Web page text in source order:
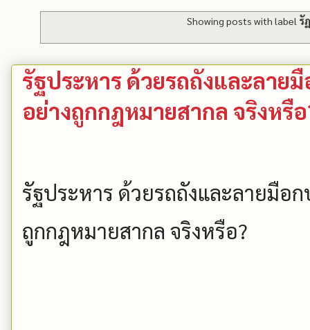
Showing posts with label รั
รัฐประหาร ด้วยรถถังและลาย
อย่างถูกกฎหมายสากล จริงหรื
รัฐประหาร ด้วยรถถังและลายมือ
ถูกกฎหมายสากล จริงหรือ?